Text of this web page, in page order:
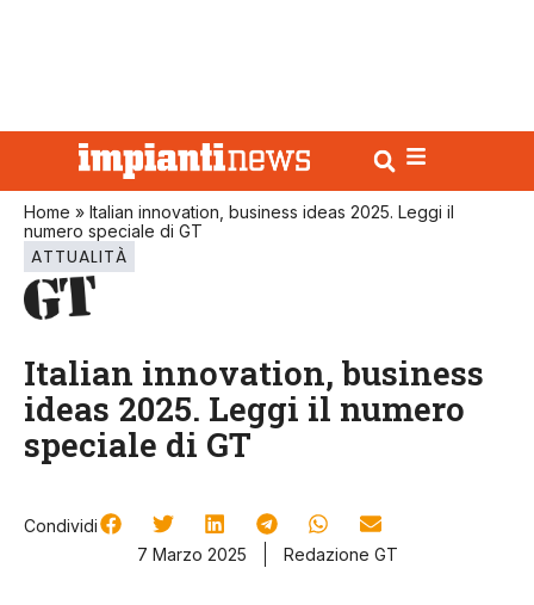
Home » Italian innovation, business ideas 2025. Leggi il
numero speciale di GT
ATTUALITÀ
Italian innovation, business
ideas 2025. Leggi il numero
speciale di GT
Condividi
7 Marzo 2025
Redazione GT